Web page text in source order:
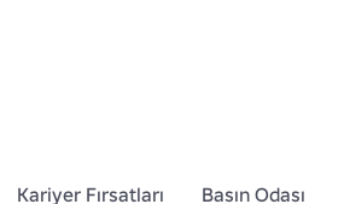
Kariyer Fırsatları Basın Odası